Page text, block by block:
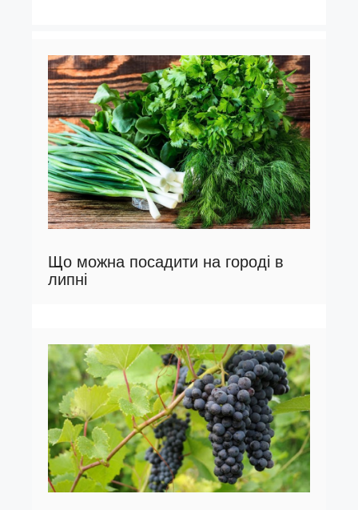
Що можна посадити на городі в
липні